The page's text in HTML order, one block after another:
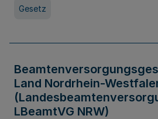
Gesetz
Land Nordrhein-
LBeamtVG NRW)